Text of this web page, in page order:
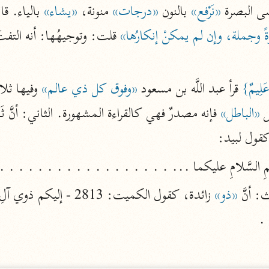
أخرى
أضواء البيان
نحو ١١ مجلدًا
نظم الدرر
لغة وبلاغة
مركَّزة
البصرة «نَرْفع» بالنون «درجات» منونة، «يشاء»
وجملة، وإن لم يمكنْ إنكارُها» قلت: وتوجيهُها: أنه
قرأ عبد اللَّه بن مسعود «وفوق كل ذي عالم» وفيها
«الباطل»
لبيد:
أنَّ «ذو»